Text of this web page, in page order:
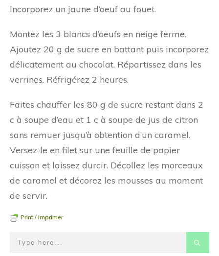
Incorporez un jaune d’oeuf au fouet.
Montez les 3 blancs d’oeufs en neige ferme.
Ajoutez 20 g de sucre en battant puis incorporez
délicatement au chocolat. Répartissez dans les
verrines. Réfrigérez 2 heures.
Faites chauffer les 80 g de sucre restant dans 2
c à soupe d’eau et 1 c à soupe de jus de citron
sans remuer jusqu’à obtention d’un caramel.
Versez-le en filet sur une feuille de papier
cuisson et laissez durcir. Décollez les morceaux
de caramel et décorez les mousses au moment
de servir.
Print / Imprimer